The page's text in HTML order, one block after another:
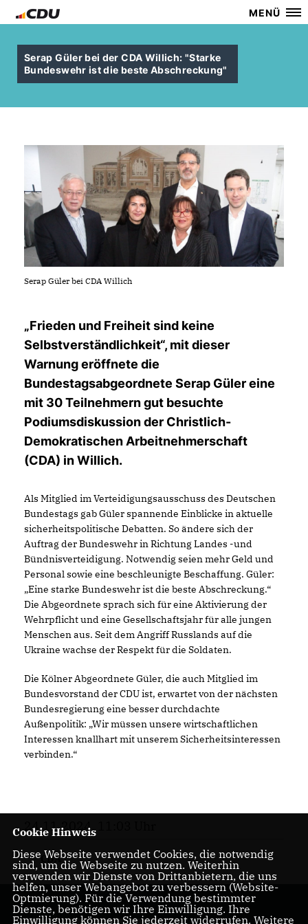
MENÜ
Serap Güler bei der CDA Willich: "Starke
Bundeswehr ist die beste Abschreckung"
Serap Güler bei CDA Willich
Frieden und Freiheit sind keine
Selbstverständlichkeit“, mit dieser
Warnung eröffnete die
Bundestagsabgeordnete Serap Güler eine
mit 30 Teilnehmern gut besuchte
Podiumsdiskussion der Christlich-
Demokratischen Arbeitnehmerschaft
(CDA) in Willich.
Als Mitglied im Verteidigungsausschuss des Deutschen
Bundestags gab Güler spannende Einblicke in aktuelle
sicherheitspolitische Debatten. So ändere sich der
Auftrag der Bundeswehr in Richtung Landes -und
Bündnisverteidigung. Notwendig seien mehr Geld und
Personal sowie eine beschleunigte Beschaffung. Güler:
Eine starke Bundeswehr ist die beste Abschreckung.“
Die Abgeordnete sprach sich für eine Aktivierung der
Wehrpflicht und eine Gesellschaftsjahr für alle jungen
Menschen aus. Seit dem Angriff Russlands auf die
Ukraine wachse der Respekt für die Soldaten.
Die Kölner Abgeordnete Güler, die auch Mitglied im
Bundesvorstand der CDU ist, erwartet von der nächsten
Bundesregierung eine besser durchdachte
Außenpolitik: „Wir müssen unsere wirtschaftlichen
Interessen knallhart mit unserem Sicherheitsinteressen
verbinden.“
24.11.2024, 11:03 Uhr
CDA
Cookie Hinweis
Diese Webseite verwendet Cookies, die notwendig
sind, um die Webseite zu nutzen. Weiterhin
verwenden wir Dienste von Drittanbietern, die uns
helfen, unser Webangebot zu verbessern (Website-
Optmierung). Für die Verwendung bestimmter
Dienste, benötigen wir Ihre Einwilligung. Ihre
Einwilligung können Sie jederzeit widerrufen. Weitere